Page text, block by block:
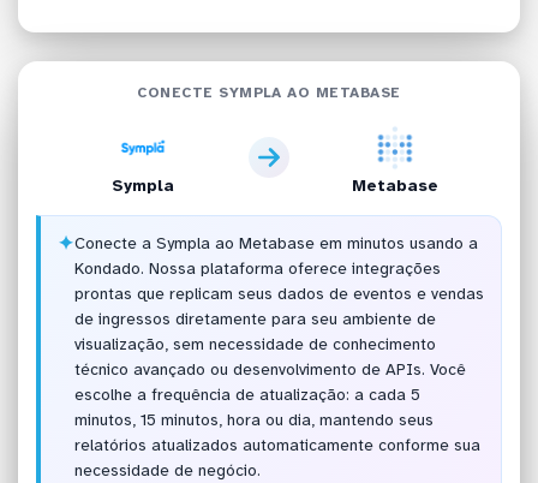
CONECTE SYMPLA AO METABASE
Sympla Metabase
✦Conecte a Sympla ao Metabase em minutos usando a
Kondado. Nossa plataforma oferece integrações
prontas que replicam seus dados de eventos e vendas
de ingressos diretamente para seu ambiente de
visualização, sem necessidade de conhecimento
técnico avançado ou desenvolvimento de APIs. Você
escolhe a frequência de atualização: a cada 5
minutos, 15 minutos, hora ou dia, mantendo seus
relatórios atualizados automaticamente conforme sua
necessidade de negócio.